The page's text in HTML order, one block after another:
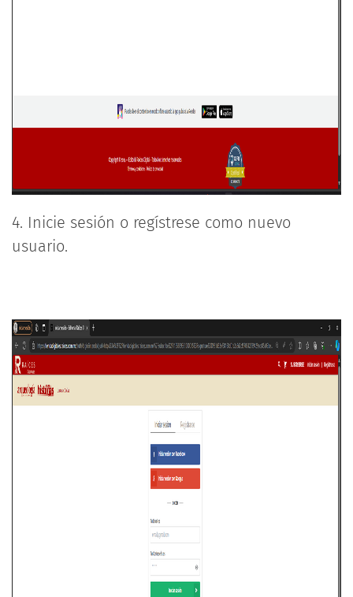
4. Inicie sesión o regístrese como nuevo
usuario.